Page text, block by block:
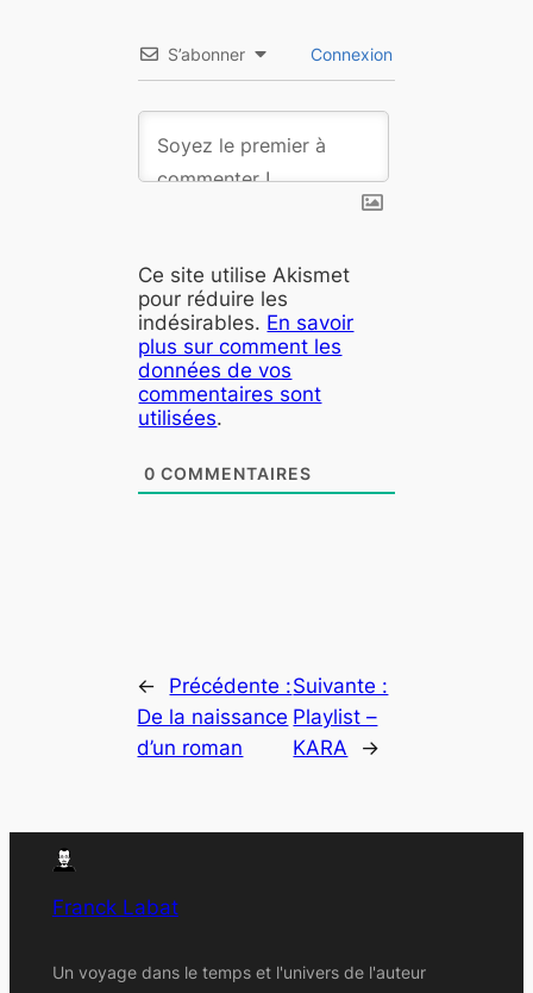
S’abonner Connexion
Ce site utilise Akismet
pour réduire les
indésirables. En savoir
plus sur comment les
données de vos
commentaires sont
utilisées.
0 COMMENTAIRES
←
Précédente :
De la naissance
d’un roman
Suivante :
Playlist –
KARA
→
Franck Labat
Un voyage dans le temps et l'univers de l'auteur